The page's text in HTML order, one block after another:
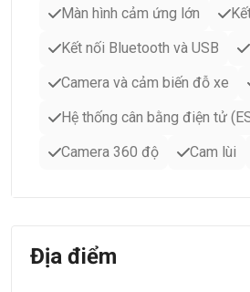
Màn hình cảm ứng lớn
Kết nối Bluetooth và USB
Camera và cảm biến đỗ xe
Hệ thống cân bằng điện tử
Camera 360 độ
Cam lùi
Địa điểm